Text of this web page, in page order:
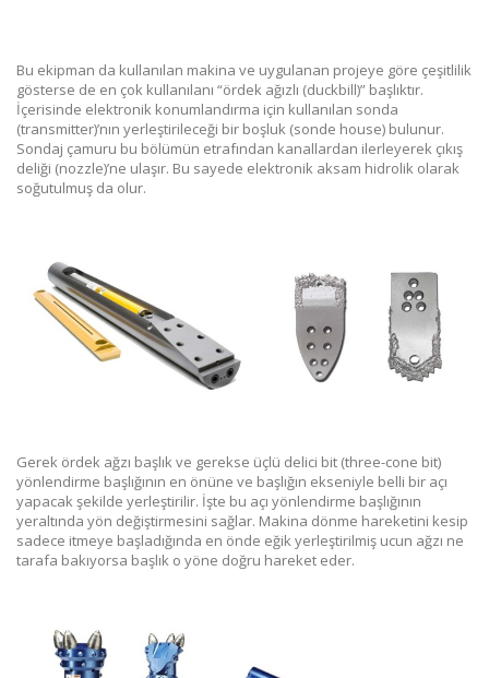
Bu ekipman da kullanılan makina ve uygulanan projeye göre çeşitlilik
gösterse de en çok kullanılanı “ördek ağızlı (duckbill)” başlıktır.
İçerisinde elektronik konumlandırma için kullanılan sonda
(transmitter)’nın yerleştirileceği bir boşluk (sonde house) bulunur.
Sondaj çamuru bu bölümün etrafından kanallardan ilerleyerek çıkış
deliği (nozzle)’ne ulaşır. Bu sayede elektronik aksam hidrolik olarak
soğutulmuş da olur.
Gerek ördek ağzı başlık ve gerekse üçlü delici bit (three-cone bit)
yönlendirme başlığının en önüne ve başlığın ekseniyle belli bir açı
yapacak şekilde yerleştirilir. İşte bu açı yönlendirme başlığının
yeraltında yön değiştirmesini sağlar. Makina dönme hareketini kesip
sadece itmeye başladığında en önde eğik yerleştirilmiş ucun ağzı ne
tarafa bakıyorsa başlık o yöne doğru hareket eder.